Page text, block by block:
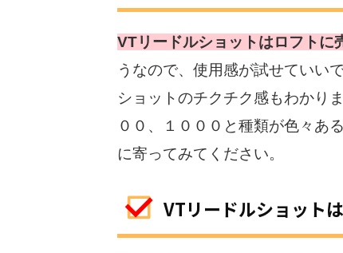
VTリードルショットはロフトに
うなので、使用感が試せていい
ショットのチクチク感もわかり
００、１０００と種類が色々あ
に寄ってみてください。
VTリードルショット